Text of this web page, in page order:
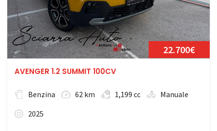
22.700€
AVENGER 1.2 SUMMIT 100CV
Benzina 62 km 1,199 cc
Manuale
2025